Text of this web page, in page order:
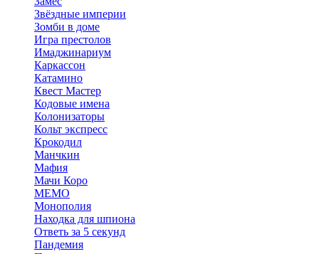
Звёздные империи
Зомби в доме
Игра престолов
Имаджинариум
Каркассон
Катамино
Квест Мастер
Кодовые имена
Колонизаторы
Кольт экспресс
Крокодил
Манчкин
Мафия
Мачи Коро
МЕМО
Монополия
Находка для шпиона
Ответь за 5 секунд
Пандемия